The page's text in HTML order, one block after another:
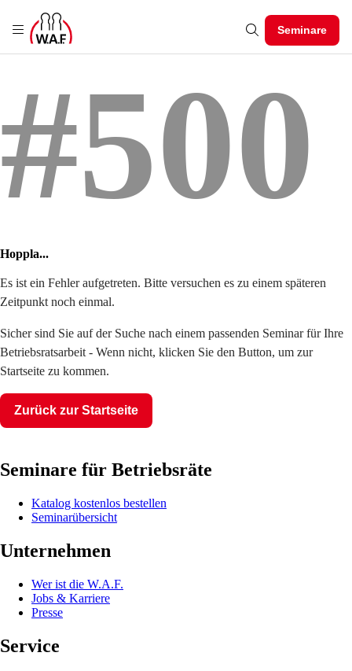
Seminare
#500
Hoppla...
Es ist ein Fehler aufgetreten. Bitte versuchen es zu einem späteren
Zeitpunkt noch einmal.
Sicher sind Sie auf der Suche nach einem passenden Seminar für Ihre
Betriebsratsarbeit - Wenn nicht, klicken Sie den Button, um zur
Startseite zu kommen.
Zurück zur Startseite
Seminare für Betriebsräte
Katalog kostenlos bestellen
Seminarübersicht
Unternehmen
Wer ist die W.A.F.
Jobs & Karriere
Presse
Service